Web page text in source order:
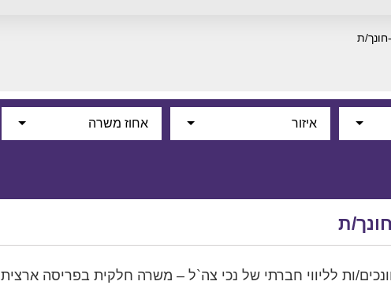
ת
איזור אחוז משרה
ת
ות לליווי חברתי של נכי צה`ל – משרה חלקית בפריסה ארצית